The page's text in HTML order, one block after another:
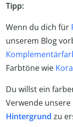
Tipp:
Wenn du dich für
unserem Blog
Farbtöne wie
Du willst ein
Verwende unsere
Hintergrund zu